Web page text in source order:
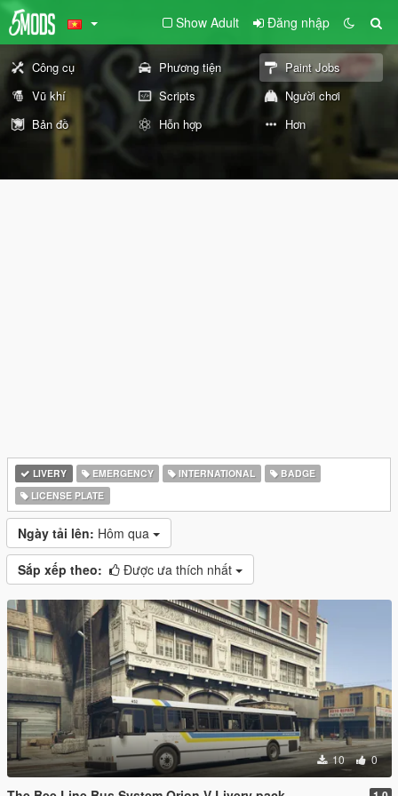
Show Adult Đăng nhập
Công cụ Phương tiện
Paint Jobs
Vũ khí
Scripts
Người chơi
Bản đồ
Hỗn hợp Hơn
LIVERY EMERGENCY INTERNATIONAL
BADGE
LICENSE PLATE
Ngày tải lên: Hôm qua
Sắp xếp theo: Được ưa thích nhất
10 0